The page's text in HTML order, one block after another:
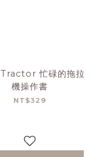
忙碌的拖拉
機操作書
NT$329